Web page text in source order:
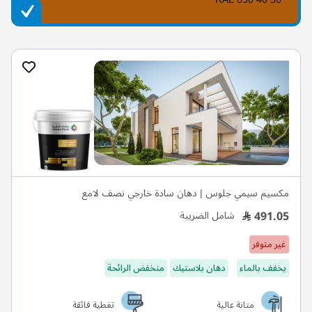
مكسيم سيمي جلوس | دهان سادة خارجي نصف لامع
491.05 شامل الضريبة
غير متوفر
يخفف بالماء
دهان بلاستيك منخفض الرائحة
متانة عالية
تغطية فائقة